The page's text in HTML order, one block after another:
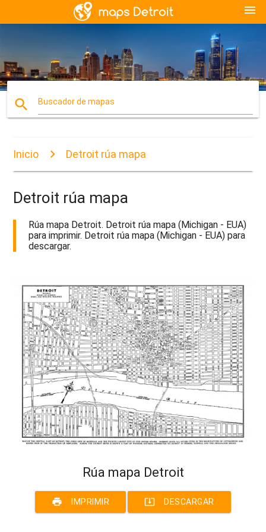
menu
search Buscador de mapas
Inicio Detroit rúa mapa
Detroit rúa mapa
Rúa mapa Detroit. Detroit rúa mapa (Michigan - EUA)
para imprimir. Detroit rúa mapa (Michigan - EUA) para
descargar.
Rúa mapa Detroit
print IMPRIMIR system_update_alt DESCARGAR